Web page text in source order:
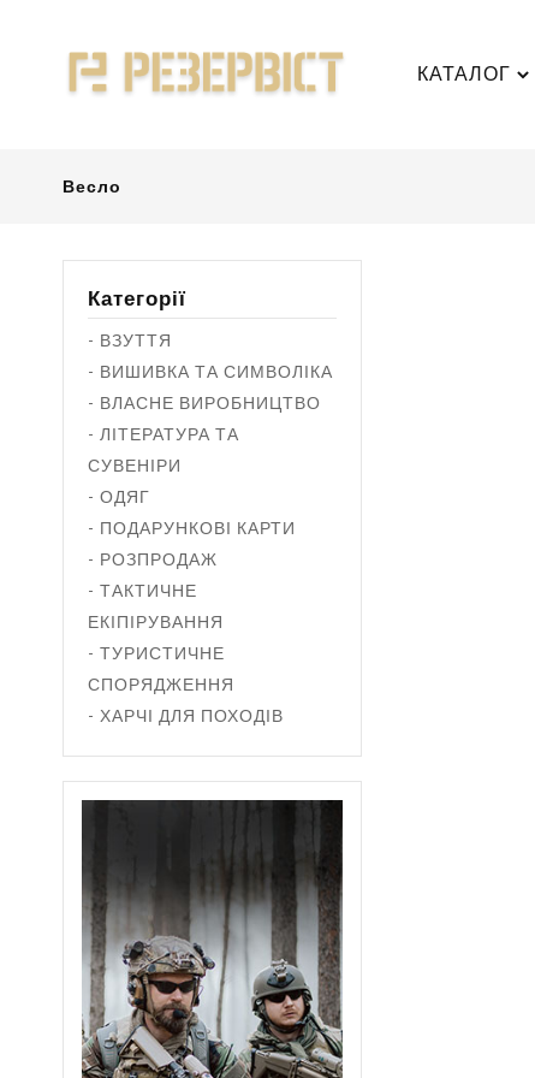
КАТАЛОГ
Весло
Категорії
- ВЗУТТЯ
- ВИШИВКА ТА СИМВОЛІКА
- ВЛАСНЕ ВИРОБНИЦТВО
- ЛІТЕРАТУРА ТА
СУВЕНІРИ
- ОДЯГ
- ПОДАРУНКОВІ КАРТИ
- РОЗПРОДАЖ
- ТАКТИЧНЕ
ЕКІПІРУВАННЯ
- ТУРИСТИЧНЕ
СПОРЯДЖЕННЯ
- ХАРЧІ ДЛЯ ПОХОДІВ